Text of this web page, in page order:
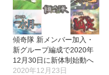
傾奇隊 新メンバー加入・
新グループ編成で2020年
12月30日に新体制始動へ
2020年12月23日